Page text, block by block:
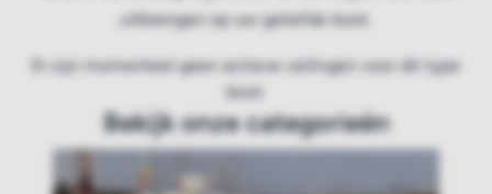
uitbrengen op uw geliefde boot.
Er zijn momenteel geen actieve veilingen voor dit type
boot.
Bekijk onze categorieën